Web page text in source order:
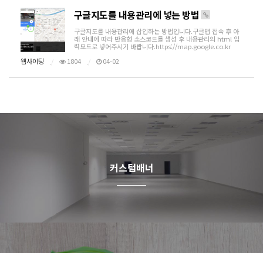
구글지도를 내용관리에 넣는 방법
구글지도를 내용관리에 삽입하는 방법입니다.구글맵 접속 후 아
래 안내에 따라 반응형 소스코드를 생성 후 내용관리의 html 입
력모드로 넣어주시기 바랍니다.https://map.google.co.kr
웹사이팅
1804 04-02
커스텀배너